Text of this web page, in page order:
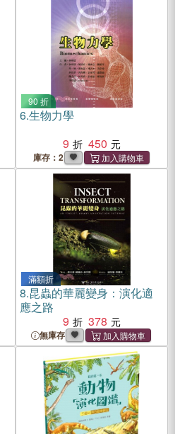
90 折
6.生物力學
9
450
庫存：2
滿額折
8.昆蟲的華麗變身：演化適
應之路
9
378
無庫存